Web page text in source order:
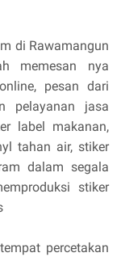
di Rawamangun
memesan nya
pesan dari
pelayanan jasa
label makanan,
tahan air, stiker
dalam segala
stiker
percetakan